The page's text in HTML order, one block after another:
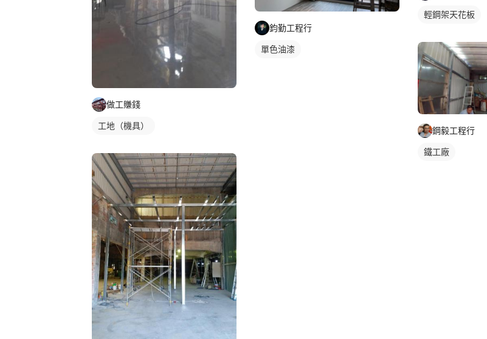
做工賺錢
工地（機具）
鈞勤工程行
單色油漆
輕鋼架天花板
鋼毅工程行
鐵工廠